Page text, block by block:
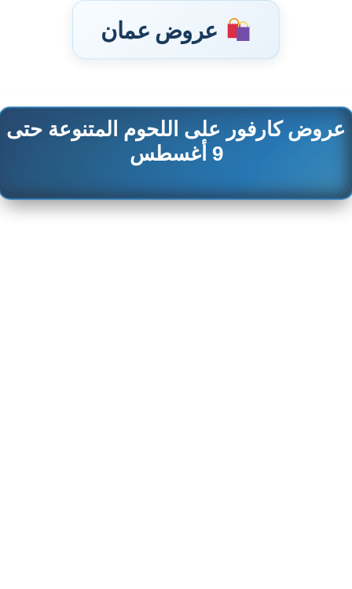
عروض عمان
تخطى
إلى
عروض كارفور على اللحوم المتنوعة حتى
9 أغسطس